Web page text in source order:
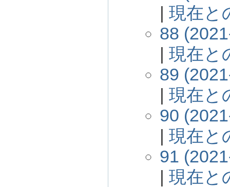
| 現在と
88
| 現在と
89
| 現在と
90
| 現在と
91
| 現在と